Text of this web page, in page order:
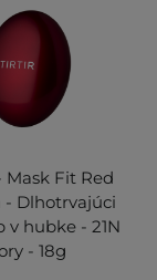
Mask Fit Red
- Dlhotrvajúci
v hubke - 21N
- 18g